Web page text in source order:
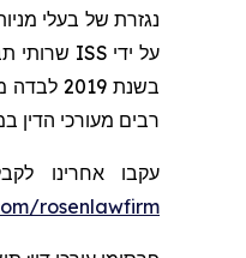
נגזרת של בעלי
על ידי ISS
בשנת 2019 לבדה משרד עורכי הדין החזיר מעל 438 מיליון דולרים למשקיעים. בשנת 2020, השותף המייסד לורנס רוזן הוכרז על ידי חברת
רבים מעורכי הדין
עקבו אחרינו
rosenlawfirm/